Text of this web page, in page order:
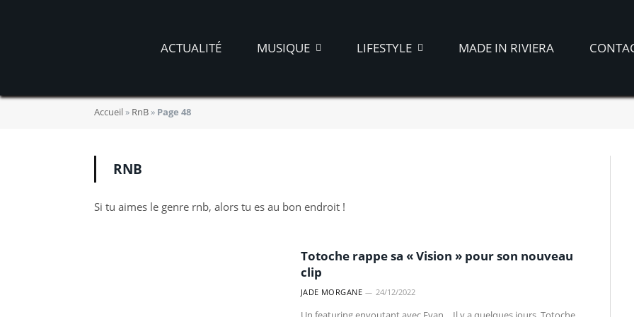
ACTUALITÉ MUSIQUE LIFESTYLE MADE IN RIVIERA
Accueil » RnB » Page 48
RNB
Si tu aimes le genre rnb, alors tu es au bon endroit !
Totoche rappe sa « Vision » pour son nouveau
clip
JADE MORGANE 24/12/2022